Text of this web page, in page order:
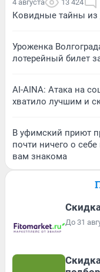
4 августа 13 424
Ковидные тайны из
Уроженка
лотерейный билет
AI-AINA: Атака на
хватило лучшим и
В уфимский приют
почти ничего о
вам знакома
До 31